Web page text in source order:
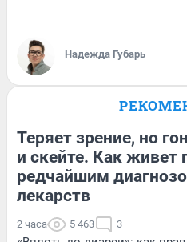
Надежда Губарь
Теряет зрение, но
и скейте. Как живет
редчайшим
лекарств
2 часа 5 463 3